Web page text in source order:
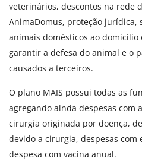
veterinários, descontos na rede
AnimaDomus, proteção jurídica,
animais domésticos ao
garantir a defesa do animal e o
causados a terceiros.
O plano MAIS possui todas as
agregando ainda despesas com
cirurgia originada por doença,
devido a cirurgia, despesas
despesa com vacina anual.